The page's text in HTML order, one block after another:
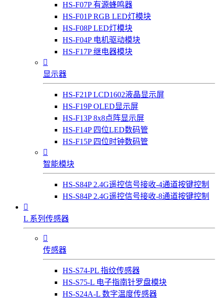
HS-F07P 有源蜂鸣器
HS-F01P RGB LED灯模块
HS-F08P LED灯模块
HS-F04P 电机驱动模块
HS-F17P 继电器模块

显示器
HS-F21P LCD1602液晶显示屏
HS-F19P OLED显示屏
HS-F13P 8x8点阵显示屏
HS-F14P 四位LED数码管
HS-F15P 四位时钟数码管

智能模块
HS-S84P 2.4G遥控信号接收-4通道按键控制
HS-S84P 2.4G遥控信号接收-8通道按键控制

L 系列传感器

传感器
HS-S74-PL 指纹传感器
HS-S75-L 电子指南针罗盘模块
HS-S24A-L 数字温度传感器